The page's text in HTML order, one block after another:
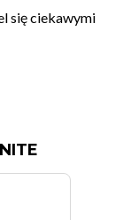
się ciekawymi